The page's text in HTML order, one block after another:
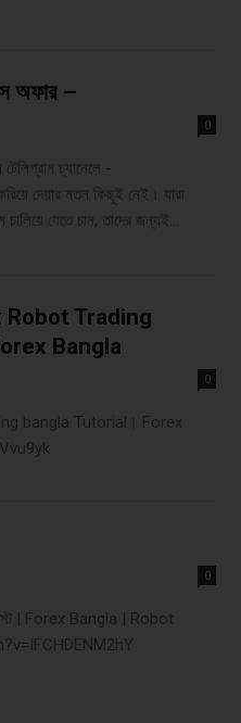
অফার –
0
চ্যানেলে -
দেয়ার মতন কিছুই নেই। যারা
চালিয়ে যেতে চান, তাদের জন্যই...
Robot Trading
Bangla
0
bangla Tutorial। Forex
0
| Forex Bangla | Robot